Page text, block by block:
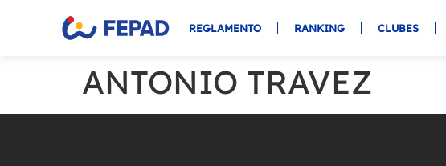
REGLAMENTO RANKING CLUBES
ANTONIO TRAVEZ